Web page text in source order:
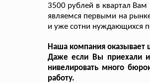
3500 рублей в квартал
являемся первыми на
и уже сотни нуждающихся
Наша компания
Даже если Вы приехали и
нивелировать много
работу.